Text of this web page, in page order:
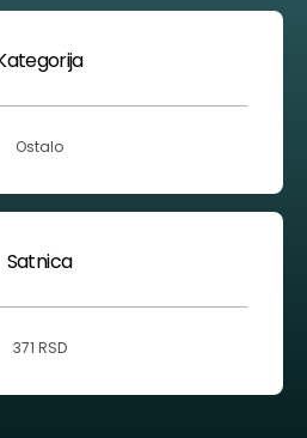
Ostalo
Satnica
371 RSD